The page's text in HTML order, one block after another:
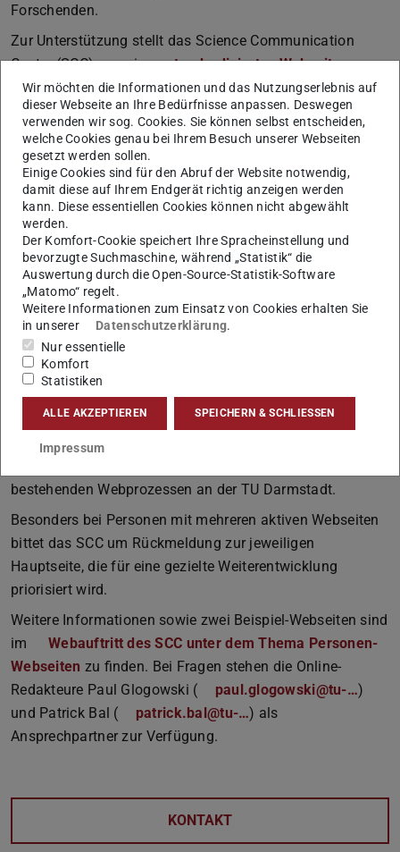
Forschenden.
Zur Unterstützung stellt das Science Communication
Centre (SCC) nun ein
standardisiertes Webseiten-
Template für persönliche TU-Webseiten zur Verfügung.
Das Muster vereint verbindliche Basisinformationen wie
Kontaktdaten oder TUBiblio-Einträge mit optionalen
Elementen, die Forschende individuell ergänzen können –
etwa Angaben zur Forschung, Lehre oder
gesellschaftlichem Engagement. Dabei kommen bereits
etablierte Gestaltungselemente aus dem Content-
Management-System FirstSpirit zum Einsatz.
Die technische Grundlage bildet ein standardisierter
Kontaktdatensatz, über den auch bestehende Funktionen
wie Mitarbeitenden-Listen oder Kontaktfelder auf den
Webseiten automatisch generiert werden. Das SCC bietet
hierzu umfassende Unterstützung an: In jedem FirstSpirit-
Projekt kann ein Musterdatensatz angelegt werden, der
sich leicht anpassen lässt. Auch individuelle Lösungen –
wie eine eigene Unterseite mit integriertem Datensatz –
bestehenden Webprozessen an der TU Darmstadt.
Besonders bei Personen mit mehreren aktiven Webseiten
bittet das SCC um Rückmeldung zur jeweiligen
Hauptseite, die für eine gezielte Weiterentwicklung
priorisiert wird.
Weitere Informationen sowie zwei Beispiel-Webseiten sind
im
Webauftritt des SCC unter dem Thema Personen-
Webseiten zu finden. Bei Fragen stehen die Online-
Redakteure Paul Glogowski (
paul.glogowski@tu-…)
und Patrick Bal (
patrick.bal@tu-…) als
Ansprechpartner zur Verfügung.
KONTAKT
Wir möchten die Informationen und das Nutzungserlebnis auf
dieser Webseite an Ihre Bedürfnisse anpassen. Deswegen
verwenden wir sog. Cookies. Sie können selbst entscheiden,
welche Cookies genau bei Ihrem Besuch unserer Webseiten
gesetzt werden sollen.
Einige Cookies sind für den Abruf der Website notwendig,
damit diese auf Ihrem Endgerät richtig anzeigen werden
kann. Diese essentiellen Cookies können nicht abgewählt
werden.
Der Komfort-Cookie speichert Ihre Spracheinstellung und
bevorzugte Suchmaschine, während „Statistik“ die
Auswertung durch die Open-Source-Statistik-Software
„Matomo“ regelt.
Weitere Informationen zum Einsatz von Cookies erhalten Sie
in unserer
Datenschutzerklärung.
Nur essentielle
Komfort
Statistiken
ALLE AKZEPTIEREN SPEICHERN & SCHLIESSEN
Impressum